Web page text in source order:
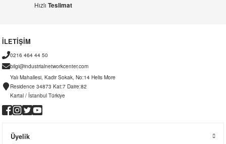
Hızlı Teslimat
İLETİŞİM
0216 464 44 50
bilgi@industrialnetworkcenter.com
Yalı Mahallesi, Kadir Sokak, No:14 Helis More
Residence 34873 Kat:7 Daire:82
Kartal / İstanbul Türkiye
Üyelik